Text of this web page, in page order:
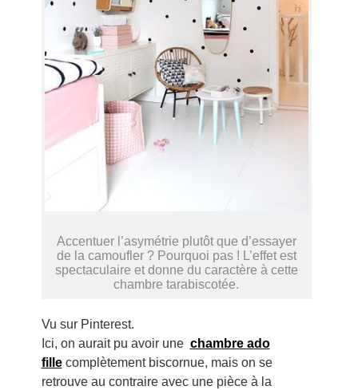
Accentuer l’asymétrie plutôt que d’essayer
de la camoufler ? Pourquoi pas ! L’effet est
spectaculaire et donne du caractère à cette
chambre tarabiscotée.
Vu sur Pinterest.
Ici, on aurait pu avoir une chambre ado
fille complètement biscornue, mais on se
retrouve au contraire avec une pièce à la